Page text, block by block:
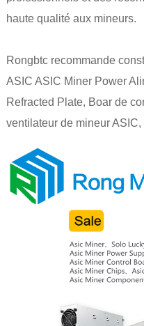
haute qualité aux mineurs.
Rongbtc recommande
ASIC ASIC Miner Power
Refracted Plate, Boar de
ventilateur de mineur